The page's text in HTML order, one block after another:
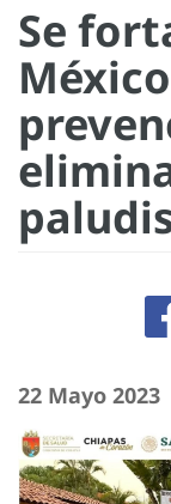
Se
22 Mayo 2023